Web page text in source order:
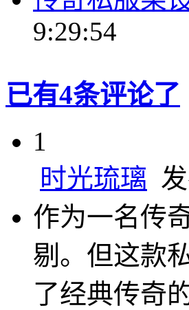
9:29:54
已有4条评论了
1
时光琉璃
作为一名传
剔。但这款
了经典传奇